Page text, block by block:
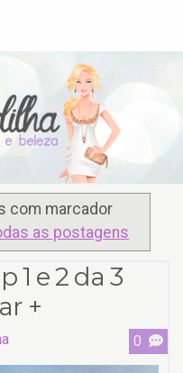
com marcador
as postagens
1 e 2 da 3
+
0